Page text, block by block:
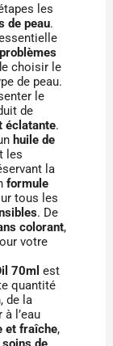
les
de peau.
problèmes
choisir le
de peau.
le
de
éclatante.
huile de
les
la
formule
tous les
. De
colorant,
votre
70ml est
quantité
de la
l’eau
et fraîche,